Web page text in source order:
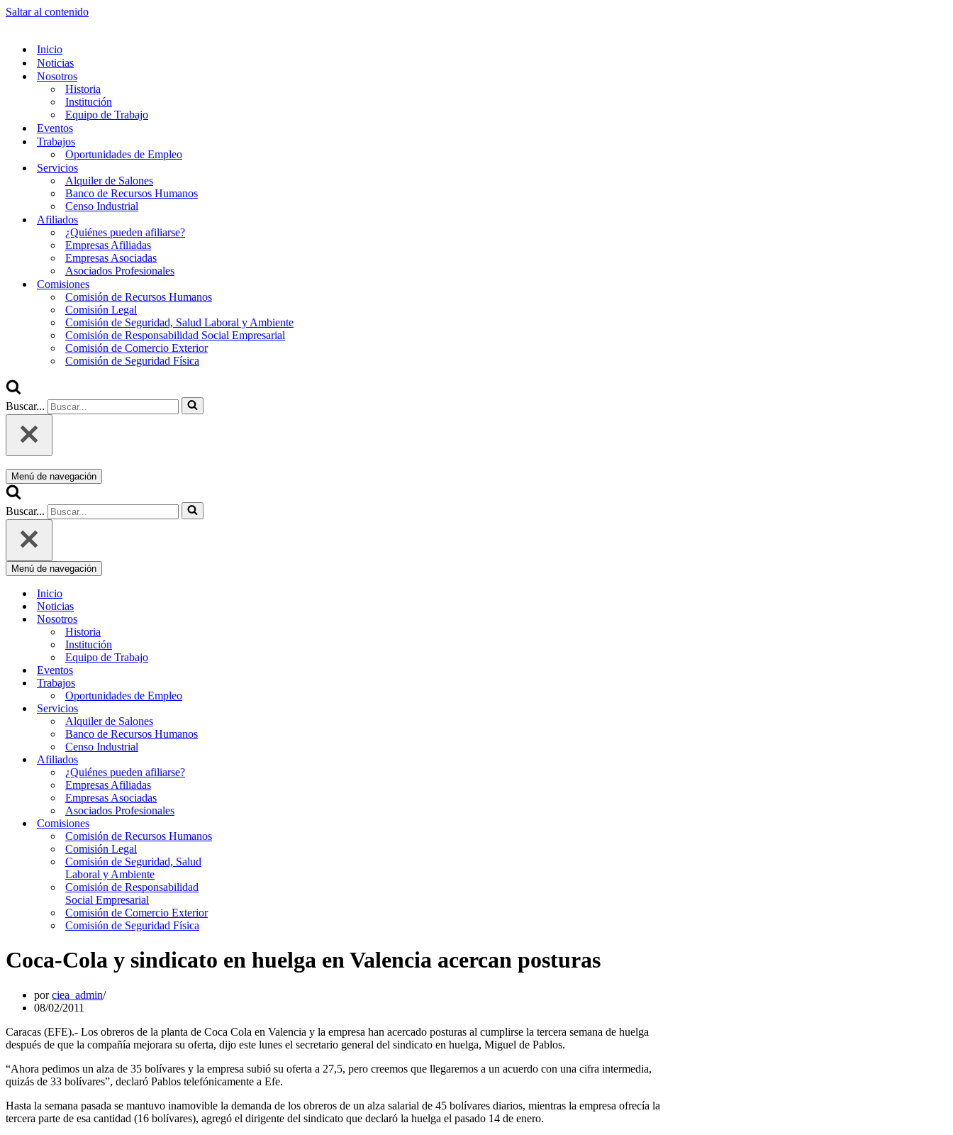
Saltar al contenido
Inicio
Noticias
Nosotros
Historia
Institución
Equipo de Trabajo
Eventos
Trabajos
Oportunidades de Empleo
Servicios
Alquiler de Salones
Banco de Recursos Humanos
Censo Industrial
Afiliados
¿Quiénes pueden afiliarse?
Empresas Afiliadas
Empresas Asociadas
Asociados Profesionales
Comisiones
Comisión de Recursos Humanos
Comisión Legal
Comisión de Seguridad, Salud Laboral y Ambiente
Comisión de Responsabilidad Social Empresarial
Comisión de Comercio Exterior
Comisión de Seguridad Física
Buscar...
Menú de navegación
Buscar...
Menú de navegación
Inicio
Noticias
Nosotros
Historia
Institución
Equipo de Trabajo
Eventos
Trabajos
Oportunidades de Empleo
Servicios
Alquiler de Salones
Banco de Recursos Humanos
Censo Industrial
Afiliados
¿Quiénes pueden afiliarse?
Empresas Afiliadas
Empresas Asociadas
Asociados Profesionales
Comisiones
Comisión de Recursos Humanos
Comisión Legal
Comisión de Seguridad, Salud
Laboral y Ambiente
Comisión de Responsabilidad
Social Empresarial
Comisión de Comercio Exterior
Comisión de Seguridad Física
Coca-Cola y sindicato en huelga en Valencia acercan posturas
porciea_admin
08/02/2011
Caracas (EFE).- Los obreros de la planta de Coca Cola en Valencia y la empresa han acercado posturas al cumplirse la tercera semana de huelga
después de que la compañía mejorara su oferta, dijo este lunes el secretario general del sindicato en huelga, Miguel de Pablos.
“Ahora pedimos un alza de 35 bolívares y la empresa subió su oferta a 27,5, pero creemos que llegaremos a un acuerdo con una cifra intermedia,
quizás de 33 bolívares”, declaró Pablos telefónicamente a Efe.
Hasta la semana pasada se mantuvo inamovible la demanda de los obreros de un alza salarial de 45 bolívares diarios, mientras la empresa ofrecía la
tercera parte de esa cantidad (16 bolívares), agregó el dirigente del sindicato que declaró la huelga el pasado 14 de enero.